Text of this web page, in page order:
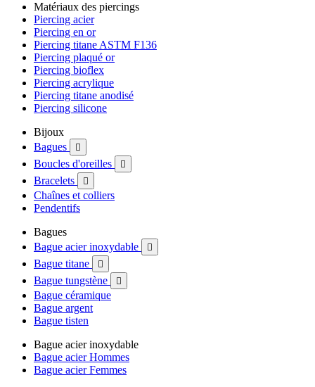
Matériaux des piercings
Piercing acier
Piercing en or
Piercing titane ASTM F136
Piercing plaqué or
Piercing bioflex
Piercing acrylique
Piercing titane anodisé
Piercing silicone
Bijoux
Bagues

Boucles d'oreilles 
Bracelets 
Chaînes et colliers
Pendentifs
Bagues
Bague acier inoxydable

Bague titane 
Bague tungstène 
Bague céramique
Bague argent
Bague tisten
Bague acier inoxydable
Bague acier Hommes
Bague acier Femmes